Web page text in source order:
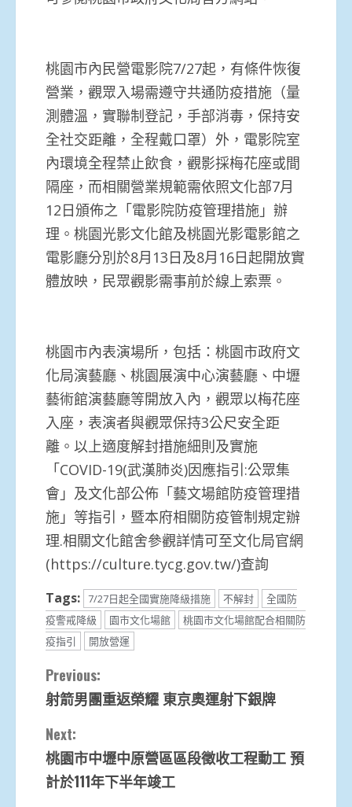
桃園市內民營電影院7/27起，有條件恢復
營業，觀眾入場需遵守共通防疫措施（量
測體溫，實聯制登記，手部消毒，保持安
全社交距離，全程戴口罩）外，電影院室
內環境全程禁止飲食，觀影採梅花座或間
隔座，而相關營業規範需依照文化部7月
12日頒佈之「電影院防疫管理措施」辦
理。桃園光影文化館及桃園光影電影館之
電影廳分別於8月13日及8月16日起開放實
體放映，民眾觀影需事前於線上索票。
桃園市內表演場所，包括：桃園市政府文
化局演藝廳、桃園展演中心演藝廳、中壢
藝術館演藝廳等開放入內，觀眾以梅花座
入座，表演者與觀眾保持3公尺安全距
離。以上適度解封措施細則及實施
「COVID-19(武漢肺炎)因應指引:公眾集
會」及文化部公佈「藝文場館防疫管理措
施」等指引，暨本府相關防疫管制規定辦
理.相關文化館舍參觀詳情可至文化局官網
(https://culture.tycg.gov.tw/)查詢
Tags: 7/27日起全國實施降級措施 不解封
全國防
疫警戒降級
園市文化場館
桃園市文化場館配合相關防
疫指引
開放營運
Continue
Reading
Previous:
射箭男團重返榮耀 東京奧運射下銀牌
Next:
桃園市中壢中原營區區段徵收工程動工 預
計於111年下半年竣工